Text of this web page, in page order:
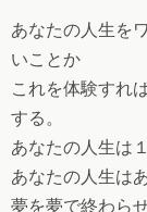
あなたの人生を
いことか
これを体験すれ
する。
あなたの人生は
あなたの人生は
夢を夢で終わら